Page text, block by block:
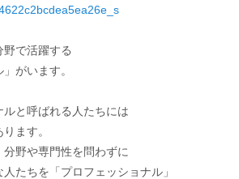
で活躍する
がいます。
と呼ばれる人たちには
ます。
野や専門性を問わずに
たちを「プロフェッショナル」